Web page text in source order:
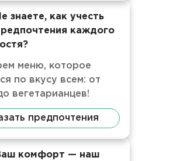
знаете, как учесть
каждого
меню, которое
по вкусу всем: от
вегетарианцев!
предпочтения
комфорт — наш